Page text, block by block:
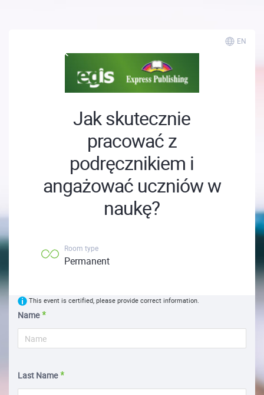
EN
Jak skutecznie
pracować z
podręcznikiem i
angażować uczniów w
naukę?
Room type
Permanent
This event is certified, please provide correct information.
Name
Last Name